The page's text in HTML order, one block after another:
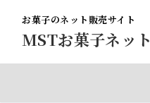
MSTお菓子ネット
お菓子のネット販売サイト